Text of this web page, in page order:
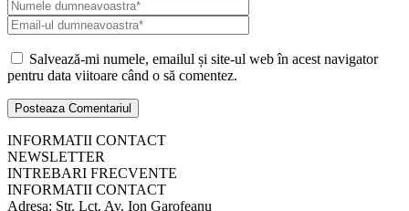
Salvează-mi numele, emailul și site-ul web în acest navigator
pentru data viitoare când o să comentez.
INFORMATII CONTACT
NEWSLETTER
INTREBARI FRECVENTE
INFORMATII CONTACT
Adresa: Str. Lct. Av. Ion Garofeanu